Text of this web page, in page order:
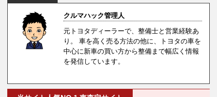
クルマハック管理人
元トヨタディーラーで、整備士と営業経験あ
り。 車を高く売る方法の他に、トヨタの車を
中心に新車の買い方から整備まで幅広く情報
を発信しています。